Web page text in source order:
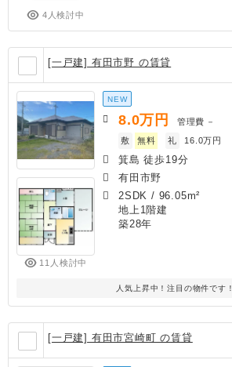
4人検討中
[一戸建] 有田市野 の賃貸
11人検討中
NEW
8.0万円 管理費 －
敷
無料 礼 16.0万円
箕島 徒歩19分
有田市野
2SDK / 96.05m²
地上1階建
築28年
人気上昇中！注目の物件です！
[一戸建] 有田市宮崎町 の賃貸